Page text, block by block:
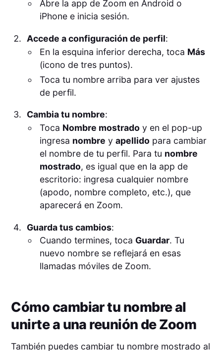
Abre la app de Zoom en Android o
iPhone e inicia sesión.
Accede a configuración de perfil:
En la esquina inferior derecha, toca Más
(icono de tres puntos).
Toca tu nombre arriba para ver ajustes
de perfil.
Cambia tu nombre:
Toca Nombre mostrado y en el pop-up
ingresa nombre yapellido para cambiar
el nombre de tu perfil. Para tu nombre
mostrado, es igual que en la app de
escritorio: ingresa cualquier nombre
(apodo, nombre completo, etc.), que
aparecerá en Zoom.
Guarda tus cambios:
Cuando termines, toca Guardar. Tu
nuevo nombre se reflejará en esas
llamadas móviles de Zoom.
Cómo cambiar tu nombre al
unirte a una reunión de Zoom
También puedes cambiar tu nombre mostrado al